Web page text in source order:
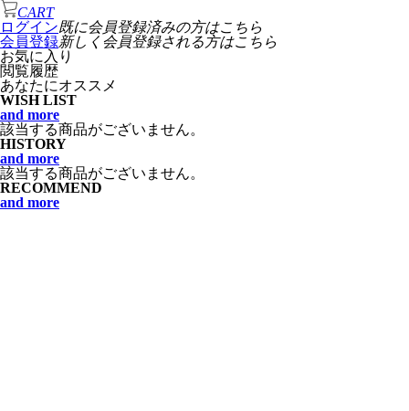
CART
ログイン既に会員登録済みの方はこちら
会員登録新しく会員登録される方はこちら
お気に入り
閲覧履歴
あなたにオススメ
WISH LIST
and more
該当する商品がございません。
HISTORY
and more
該当する商品がございません。
RECOMMEND
and more